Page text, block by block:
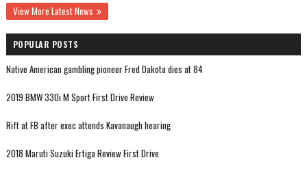
View More Latest News
POPULAR POSTS
Native American gambling pioneer Fred Dakota dies at 84
2019 BMW 330i M Sport First Drive Review
Rift at FB after exec attends Kavanaugh hearing
2018 Maruti Suzuki Ertiga Review First Drive